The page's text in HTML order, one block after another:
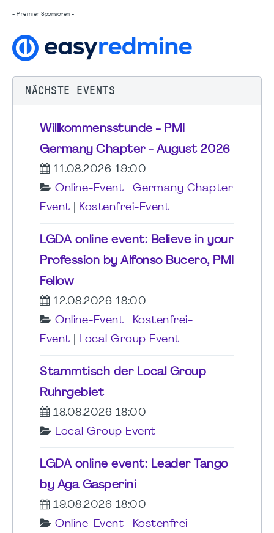
- Premier Sponsoren -
NÄCHSTE EVENTS
Willkommensstunde - PMI
Germany Chapter - August 2026
11.08.2026 19:00
Online-Event
Germany Chapter
Event
Kostenfrei-Event
LGDA online event: Believe in your
Profession by Alfonso Bucero, PMI
Fellow
12.08.2026 18:00
Online-Event
Kostenfrei-
Event
Local Group Event
Stammtisch der Local Group
Ruhrgebiet
18.08.2026 18:00
Local Group Event
LGDA online event: Leader Tango
by Aga Gasperini
19.08.2026 18:00
Online-Event
Kostenfrei-